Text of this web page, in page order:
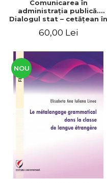
Comunicarea în
administraţia publică.
Dialogul stat – cetăţean în
european / Communication
The state-citizen dialogue
in national and European
context
60,00 Lei
NOU